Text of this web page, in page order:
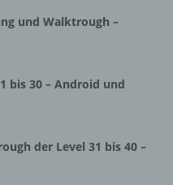
und Walktrough –
bis 30 – Android und
der Level 31 bis 40 –
bestimmten Fall in
unmissverständlich
in Form
Handlung, mit der
verstehen gibt, dass
einverstanden